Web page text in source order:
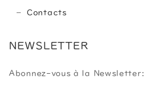
Contacts
NEWSLETTER
Abonnez-vous à la Newsletter: